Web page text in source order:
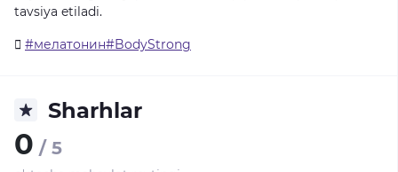
tavsiya etiladi.
#мелатонин#BodyStrong
Sharhlar
0 / 5